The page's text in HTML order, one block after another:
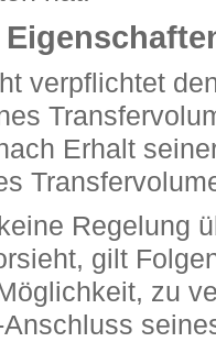
verpflichtet
Erhalt
Regelung
gilt
zu